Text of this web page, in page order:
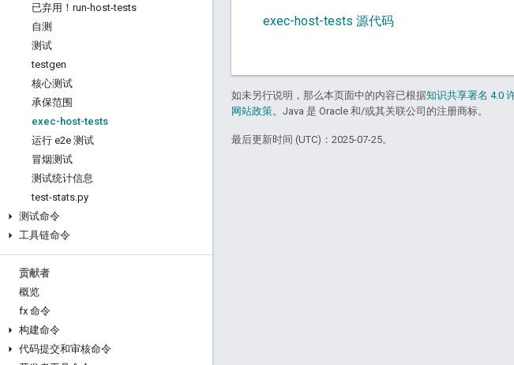
已弃用！run-host-tests
自测
测试
testgen
核心测试
承保范围
exec-host-tests
运行 e2e 测试
冒烟测试
测试统计信息
test-stats.py
测试命令
工具链命令
贡献者
概览
fx 命令
构建命令
代码提交和审核命令
exec-host-tests 源代码
如未另行说明，那么本页面中的内容已根据知识共享署名 4.0
网站政策。Java 是 Oracle 和/或其关联公司的注册商标。
最后更新时间 (UTC)：2025-07-25。